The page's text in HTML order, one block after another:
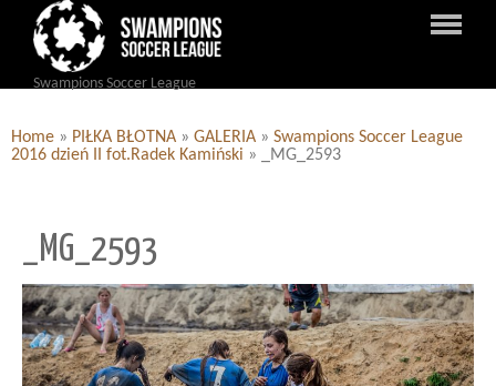
Swampions Soccer League
Home » PIŁKA BŁOTNA » GALERIA » Swampions Soccer League
2016 dzień II fot.Radek Kamiński » _MG_2593
_MG_2593